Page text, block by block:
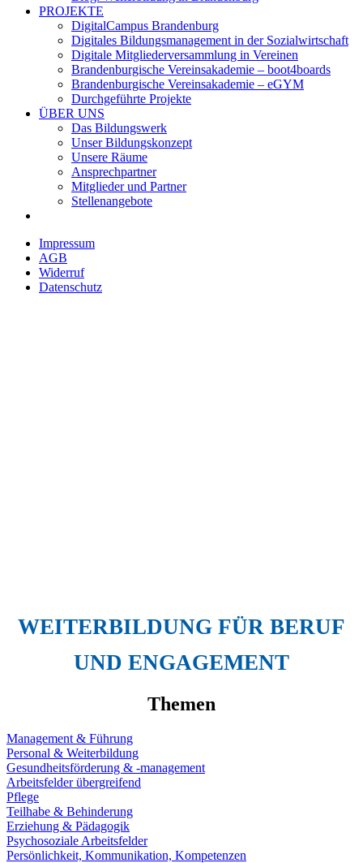
PROJEKTE
DigitalCampus Brandenburg
Digitales Bildungsmanagement in der Sozialwirtschaft
Digitale Mitgliederversammlung in Vereinen
Brandenburgische Vereinsakademie – boot4boards
Brandenburgische Vereinsakademie – eGYM
Durchgeführte Projekte
ÜBER UNS
Das Bildungswerk
Unser Bildungskonzept
Unsere Räume
Ansprechpartner
Mitglieder und Partner
Stellenangebote
Impressum
AGB
Widerruf
Datenschutz
WEITERBILDUNG FÜR BERUF
UND ENGAGEMENT
Themen
Management & Führung
Personal & Weiterbildung
Gesundheitsförderung & -management
Arbeitsfelder übergreifend
Pflege
Teilhabe & Behinderung
Erziehung & Pädagogik
Psychosoziale Arbeitsfelder
Persönlichkeit, Kommunikation, Kompetenzen